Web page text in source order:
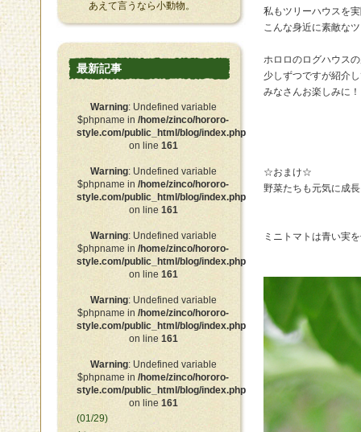
あえて言うなら小動物。
最新記事
Warning: Undefined variable
$phpname in /home/zinco/hororo-
style.com/public_html/blog/index.php
on line 161
Warning: Undefined variable
$phpname in /home/zinco/hororo-
style.com/public_html/blog/index.php
on line 161
Warning: Undefined variable
$phpname in /home/zinco/hororo-
style.com/public_html/blog/index.php
on line 161
Warning: Undefined variable
$phpname in /home/zinco/hororo-
style.com/public_html/blog/index.php
on line 161
Warning: Undefined variable
$phpname in /home/zinco/hororo-
style.com/public_html/blog/index.php
on line 161
(01/29)
私もツリーハウスを
こんな身近に素敵な
ホロロのログハウス
少しずつですが紹介
みなさんお楽しみに！
☆おまけ☆
野菜たちも元気に成
ミニトマトは青い実